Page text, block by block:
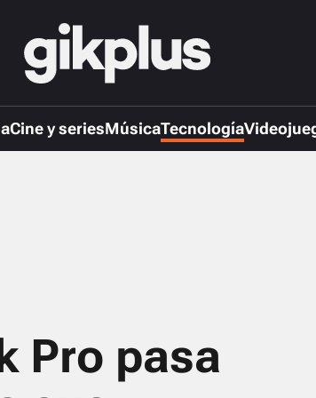
Cine y seriesMúsicaTecnología
Pro pasa